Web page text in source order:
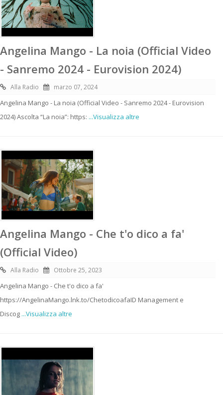
Angelina Mango - La noia (Official Video
- Sanremo 2024 - Eurovision 2024)
Alla Radio marzo 07, 2024
Angelina Mango - La noia (Official Video - Sanremo 2024 - Eurovision
2024) Ascolta “La noia”: https: ...Visualizza altre
Angelina Mango - Che t'o dico a fa'
(Official Video)
Alla Radio Ottobre 25, 2023
Angelina Mango - Che t'o dico a fa'
https://AngelinaMango.lnk.to/ChetodicoafaID Management e
Discog ...Visualizza altre